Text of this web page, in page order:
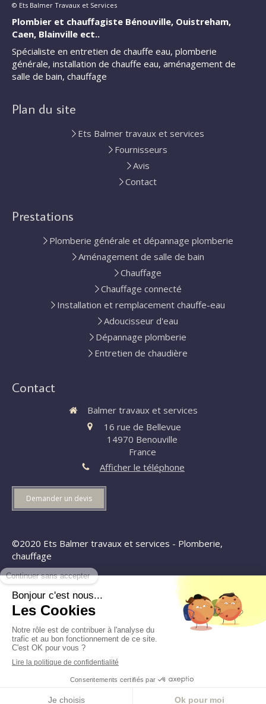
© Ets Balmer Travaux et Services
Plombier et chauffagiste Bénouville, Ouistreham,
Caen, Blainville ect..
Spécialiste en entretien de chauffe eau, plomberie
générale, installation de chauffe eau, aménagement de
salle de bain, chauffage
Plan du site
Ets Balmer travaux et services
Fournisseurs
Avis
Contact
Prestations
Plomberie générale et dépannage plomberie
Aménagement de salle de bain
Chauffage
Chauffage connecté
Installation et remplacement chauffe-eau
Adoucisseur d'eau
Dépannage plomberie
Entretien de chaudière
Contact
Balmer travaux et services
16 rue de Bellevue
14970 Benouville
France
Afficher le téléphone
Demander un devis
©2020 Ets Balmer travaux et services - Plomberie,
chauffage
Création et référencement du site par Simplébo
Ce site a été proposé par laCAPEB